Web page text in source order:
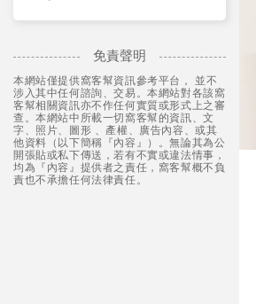
免責聲明
本網站僅提供窩客幫資訊參考平台， 並不
涉入其中任何諮詢、交易。本網站對各該窩
客幫相關資訊亦不作任何實質或形式上之審
查。本網站中所載一切窩客幫的資訊、文
字、照片、圖形 、產權、廣告內容、或其
他資料（以下簡稱『內容』）。無論其為公
開張貼或私下傳送，若有不實或違法情事，
均為『內容』提供者之責任，窩客幫概不負
責也不承擔任何法律責任。